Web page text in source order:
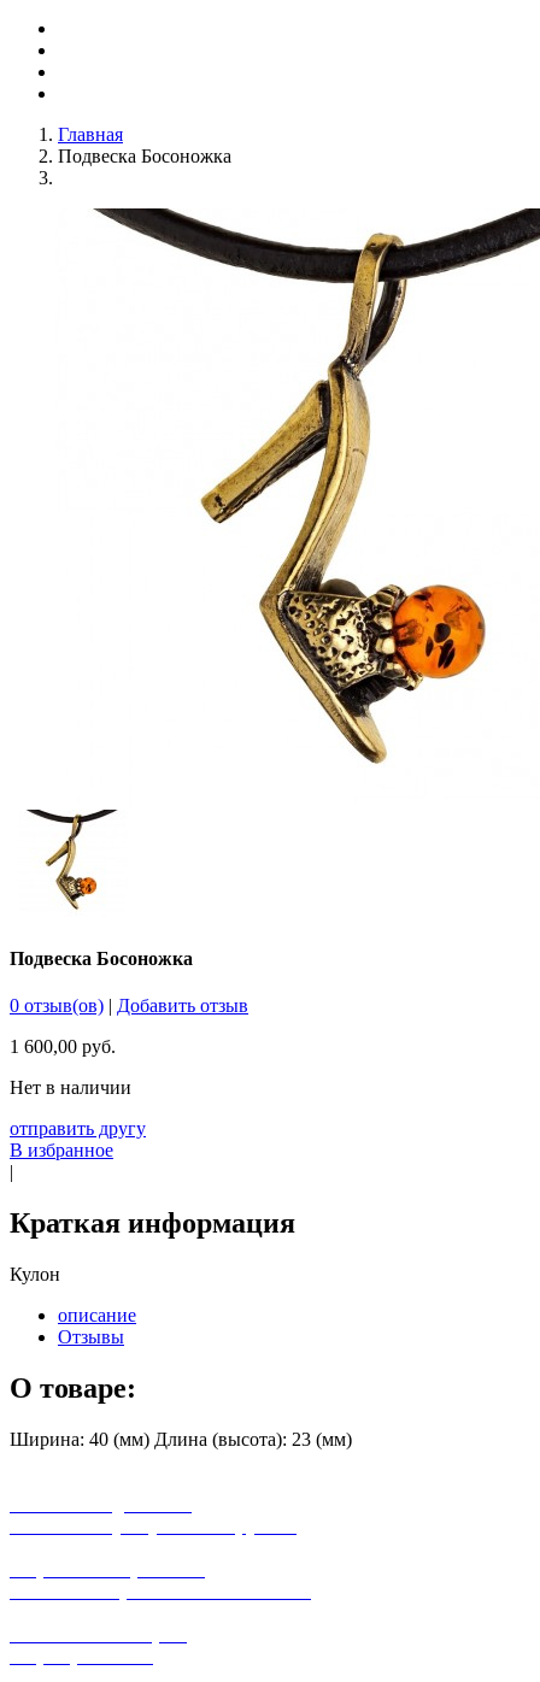
Главная
Подвеска Босоножка
Подвеска Босоножка
0 отзыв(ов) | Добавить отзыв
1 600,00 руб.
Нет в наличии
отправить другу
В избранное
|
Краткая информация
Кулон
описание
Отзывы
О товаре:
Ширина: 40 (мм) Длина (высота): 23 (мм)